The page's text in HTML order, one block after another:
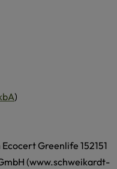
)
Greenlife 152151
(www.schweikardt-